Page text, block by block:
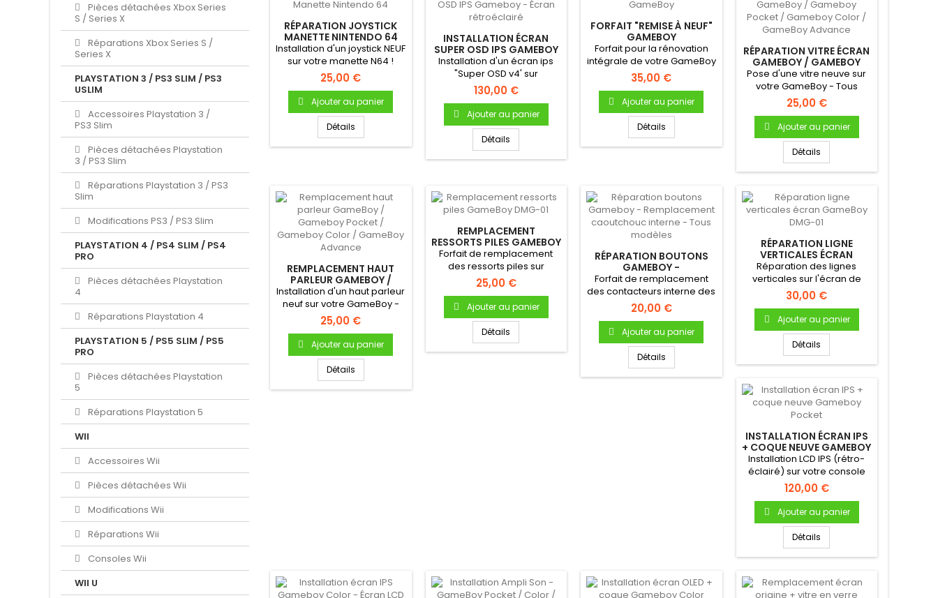
Pièces détachées Xbox Series
S / Series X
Réparations Xbox Series S /
Series X
PLAYSTATION 3 / PS3 SLIM / PS3
USLIM
Accessoires Playstation 3 /
PS3 Slim
Pièces détachées Playstation
3 / PS3 Slim
Réparations Playstation 3 / PS3
Slim
Modifications PS3 / PS3 Slim
PLAYSTATION 4 / PS4 SLIM / PS4
PRO
Pièces détachées Playstation
4
Réparations Playstation 4
PLAYSTATION 5 / PS5 SLIM / PS5
PRO
Pièces détachées Playstation
5
Réparations Playstation 5
WII
Accessoires Wii
Pièces détachées Wii
Modifications Wii
Réparations Wii
Consoles Wii
WII U
RÉPARATION JOYSTICK
MANETTE NINTENDO 64
Installation d'un joystick NEUF
sur votre manette N64 !
25,00 €
Ajouter au panier
Détails
INSTALLATION ÉCRAN
SUPER OSD IPS GAMEBOY
- ÉCRAN RÉTROÉCLAIRÉ
Installation d'un écran ips
"Super OSD v4' sur
Gameboy DMG-01
(GameBoy...
130,00 €
Ajouter au panier
Détails
FORFAIT "REMISE À NEUF"
GAMEBOY
Forfait pour la rénovation
intégrale de votre GameBoy
comprenant:Démontage...
35,00 €
Ajouter au panier
Détails
RÉPARATION VITRE ÉCRAN
GAMEBOY / GAMEBOY
POCKET / GAMEBOY
COLOR / GAMEBOY...
Pose d'une vitre neuve sur
votre GameBoy - Tous
modèles (sauf GBA SP)
25,00 €
Ajouter au panier
Détails
REMPLACEMENT HAUT
PARLEUR GAMEBOY /
GAMEBOY POCKET /
GAMEBOY COLOR /
GAMEBOY...
Installation d'un haut parleur
neuf sur votre GameBoy -
Tous modèles
25,00 €
Ajouter au panier
Détails
REMPLACEMENT
RESSORTS PILES GAMEBOY
DMG-01
Forfait de remplacement
des ressorts piles sur
GameBoy "Fat".Installation...
25,00 €
Ajouter au panier
Détails
RÉPARATION BOUTONS
GAMEBOY -
REMPLACEMENT
CAOUTCHOUC INTERNE -
TOUS MODÈLES
Forfait de remplacement
des contacteurs interne des
boutons de votre...
20,00 €
Ajouter au panier
Détails
RÉPARATION LIGNE
VERTICALES ÉCRAN
GAMEBOY DMG-01
Réparation des lignes
verticales sur l'écran de
votre GameBoy DMG-01
30,00 €
Ajouter au panier
Détails
INSTALLATION ÉCRAN IPS
+ COQUE NEUVE GAMEBOY
POCKET
Installation LCD IPS (rétro-
éclairé) sur votre console
Gameboy Pocket!Écran...
120,00 €
Ajouter au panier
Détails